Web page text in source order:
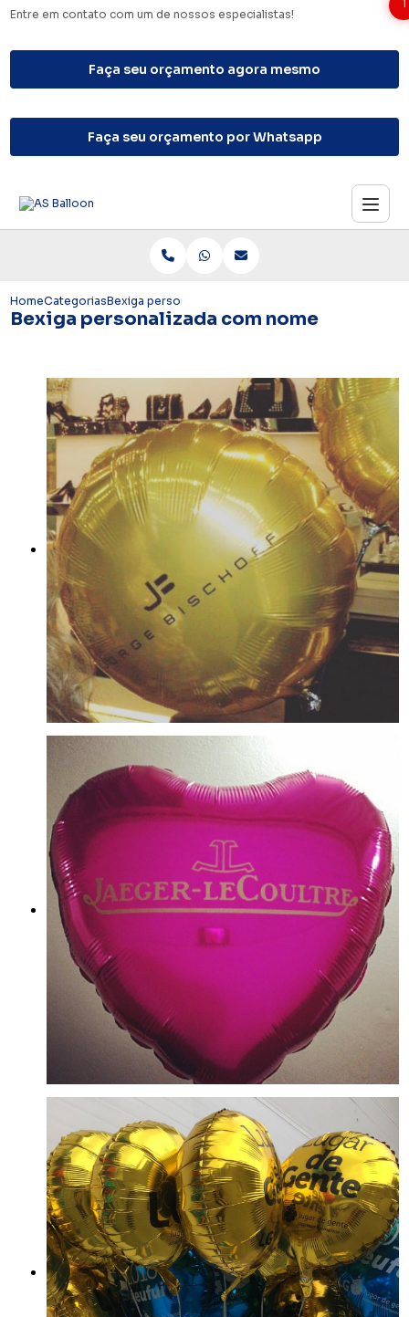
Entre em contato com um de nossos especialistas!
Faça seu orçamento agora mesmo
Faça seu orçamento por Whatsapp
HomeCategoriasBexiga personalizada com nome
Bexiga personalizada com nome